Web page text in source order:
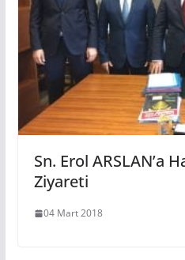
Sn. Erol ARSLAN’a
Ziyareti
04 Mart 2018